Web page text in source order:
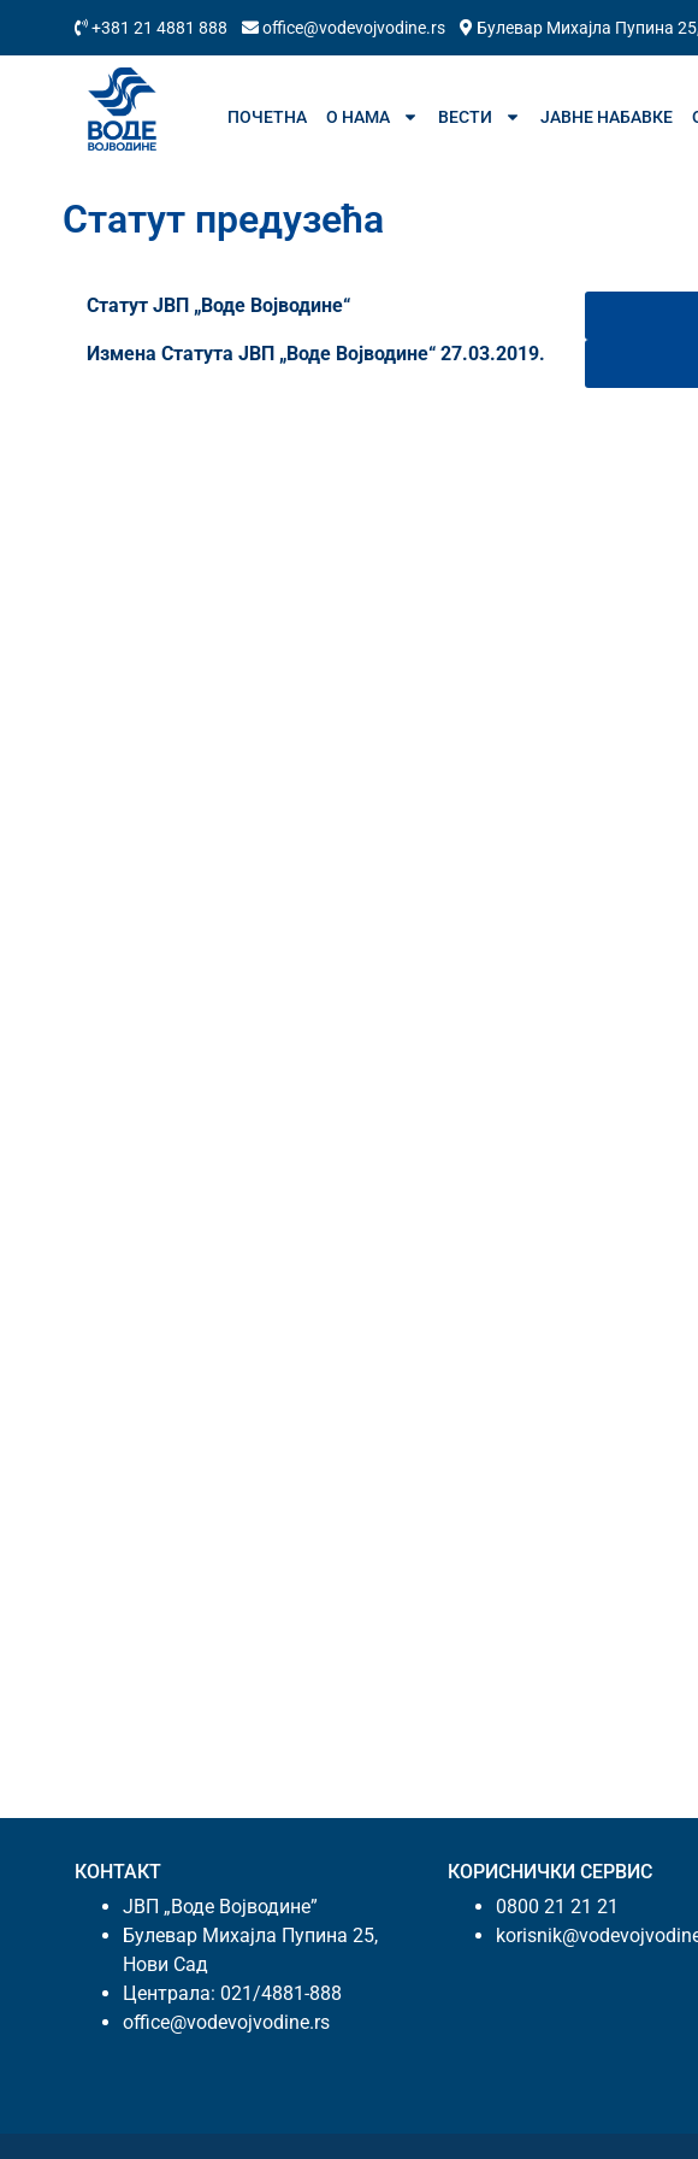
+381 21 4881 888 office@vodevojvodine.rs Булевар Михајла Пупина
ПОЧЕТНА О НАМА ВЕСТИ ЈАВНЕ НАБАВКЕ
Статут предузећа
Статут ЈВП „Воде Војводине“
Измена Статута ЈВП „Воде Војводине“ 27.03.2019.
КОНТАКТ
ЈВП „Воде Војводине”
Булевар Михајла Пупина 25,
Нови Сад
Централа: 021/4881-888
office@vodevojvodine.rs
КОРИСНИЧКИ СЕРВИС
0800 21 21 21